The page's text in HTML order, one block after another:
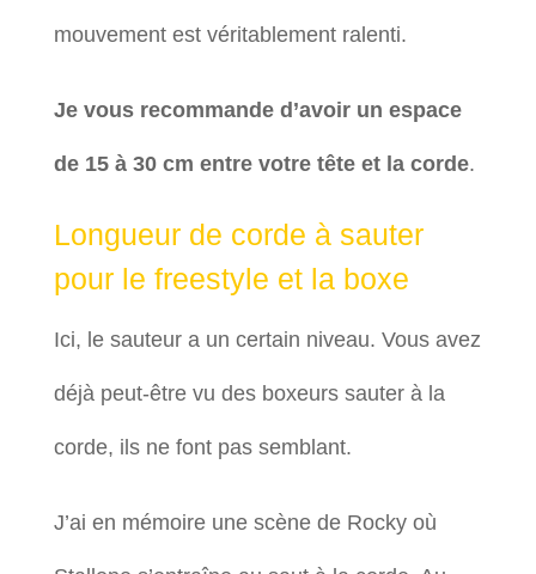
mouvement est véritablement ralenti.
Je vous recommande d’avoir un espace
de 15 à 30 cm entre votre tête et la corde.
Longueur de corde à sauter
pour le freestyle et la boxe
Ici, le sauteur a un certain niveau. Vous avez
déjà peut-être vu des boxeurs sauter à la
corde, ils ne font pas semblant.
J’ai en mémoire une scène de Rocky où